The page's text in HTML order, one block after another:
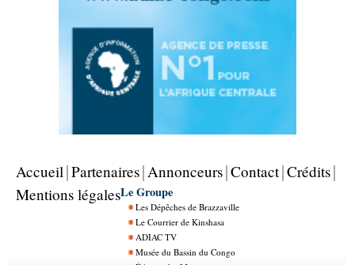
Accueil Partenaires Annonceurs Contact Crédits
Mentions légalesLe Groupe
Les Dépêches de Brazzaville
Le Courrier de Kinshasa
ADIAC TV
Musée du Bassin du Congo